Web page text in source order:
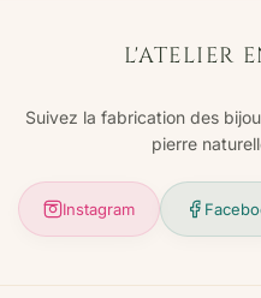
L'ATELIER
Suivez la fabrication des
pierre
Instagram